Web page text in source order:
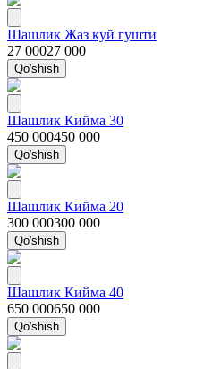
Шашлик Жаз куй гушти
27 00027 000
Qo'shish
Шашлик Кийма 30
450 000450 000
Qo'shish
Шашлик Кийма 20
300 000300 000
Qo'shish
Шашлик Кийма 40
650 000650 000
Qo'shish